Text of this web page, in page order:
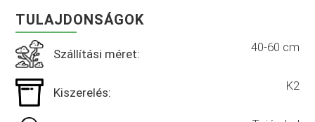
TULAJDONSÁGOK
Szállítási méret: 40-60 cm
Kiszerelés: K2